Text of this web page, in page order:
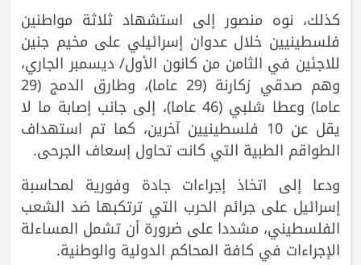
كذلك، نوه منصور إلى استشهاد ثلاثة مواطنين
فلسطينيين خلال عدوان إسرائيلي على مخيم جنين
للاجئين في الثامن من كانون الأول/ ديسمبر الجاري،
وهم صدقي زكارنة (29 عاما)، وطارق الدمج (29
عاما) وعطا شلبي (46 عاما)، إلى جانب إصابة ما لا
يقل عن 10 فلسطينيين آخرين، كما تم استهداف
الطواقم الطبية التي كانت تحاول إسعاف الجرحى.
ودعا إلى اتخاذ إجراءات جادة وفورية لمحاسبة
إسرائيل على جرائم الحرب التي ترتكبها ضد الشعب
الفلسطيني، مشددا على ضرورة أن تشمل المساءلة
الإجراءات في كافة المحاكم الدولية والوطنية.